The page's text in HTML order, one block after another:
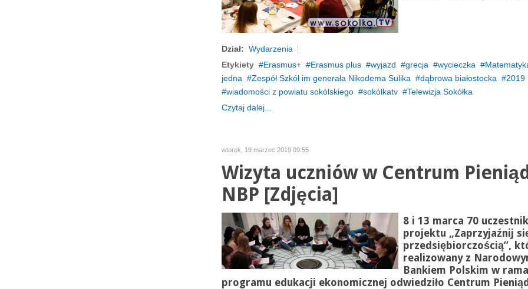
Dział: Wydarzenia
Etykiety
Erasmus+ Erasmus plus wyjazd grecja wycieczka
jedna
Zespół Szkół im generała Nikodema Sulika dąbrowa białostocka
2019
wiadomości z powiatu sokólskiego
sokólkatv
Telewizja Sokółka
Czytaj dalej...
wtorek, 19 marzec 2019 09:55
Wizyta uczniów w Centrum
NBP [Zdjęcia]
8 i 13 marca 70
projektu „Zaprzyjaźnij
przedsiębiorczością”,
realizowany z
Bankiem Polskim w
programu edukacji ekonomicznej odwiedziło Centrum